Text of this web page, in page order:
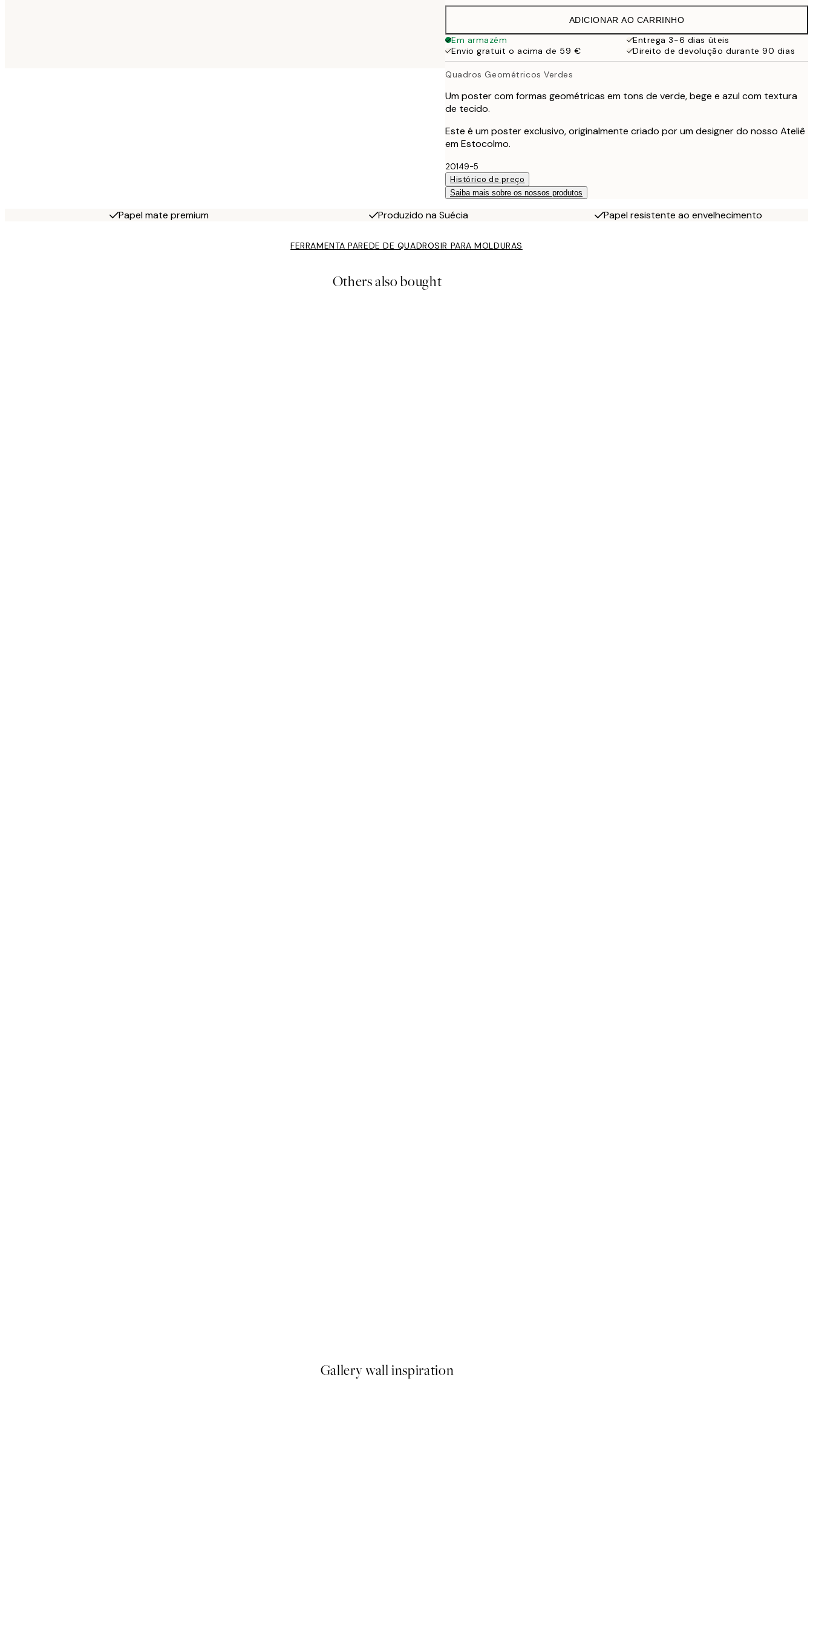
32,45 €
49 €
100x150 cm 59,50 €
119 €
ADICIONAR AO CARRINHO
Em armazém
Entrega 3-6 dias úteis
Envio gratuit o acima de 59 €
Direito de devolução durante 90 dias
Quadros Geométricos Verdes
Um poster com formas geométricas em tons de verde, bege e azul com textura
de tecido.
Este é um poster exclusivo, originalmente criado por um designer do nosso Ateliê
em Estocolmo.
20149-5
Histórico de preço
Saiba mais sobre os nossos produtos
Papel mate premium Produzido na Suécia Papel resistente ao envelhecimento
FERRAMENTA PAREDE DE QUADROSIR PARA MOLDURAS
Others also bought
Gallery wall inspiration